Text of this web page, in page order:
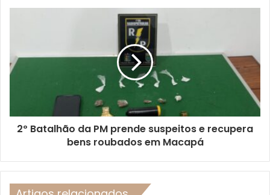
2º Batalhão da PM prende suspeitos e recupera
bens roubados em Macapá